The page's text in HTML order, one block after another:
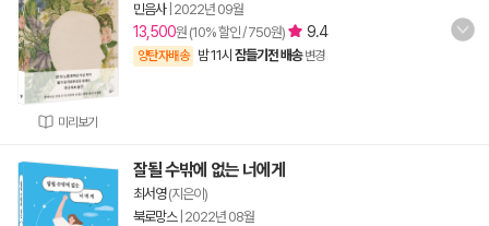
미리보기
민음사| 2022년 09월
13,500원 (10% 할인 / 750원) 9.4
양탄자배송 밤 11시 잠들기전 배송 변경
잘될 수밖에 없는 너에게
최서영(지은이)
북로망스| 2022년 08월